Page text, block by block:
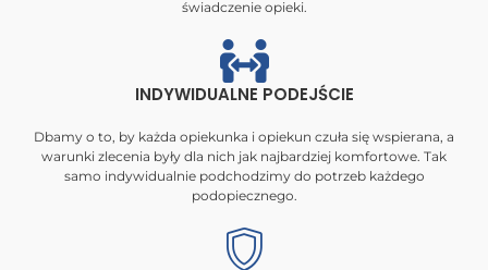
świadczenie opieki.
INDYWIDUALNE PODEJŚCIE
Dbamy o to, by każda opiekunka i opiekun czuła się wspierana, a
warunki zlecenia były dla nich jak najbardziej komfortowe. Tak
samo indywidualnie podchodzimy do potrzeb każdego
podopiecznego.